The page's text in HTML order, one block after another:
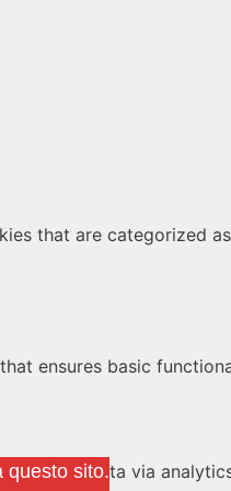
questo sito.
that are categorized
ensures basic
data via